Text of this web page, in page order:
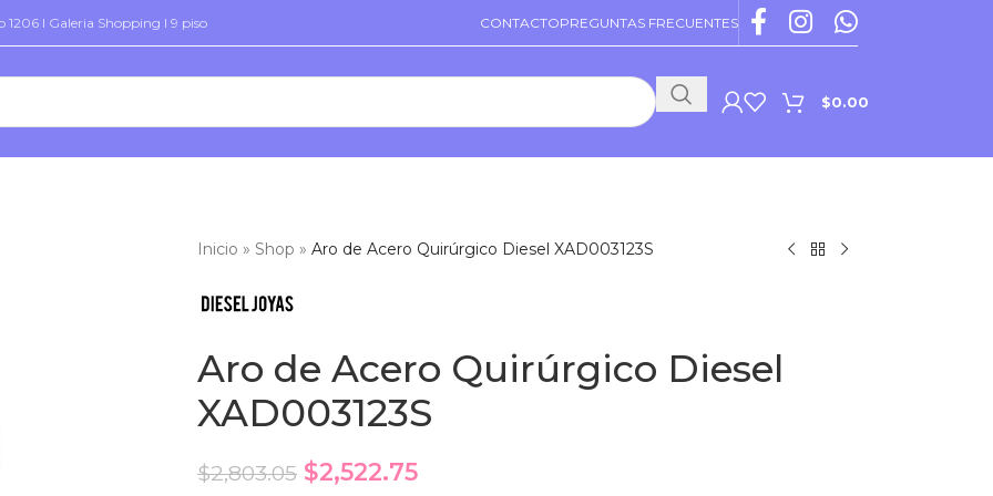
1206 I Galeria Shopping I 9 piso CONTACTOPREGUNTAS FRECUENTES
$0.00
Inicio » Shop » Aro de Acero Quirúrgico Diesel XAD003123S
Aro de Acero Quirúrgico Diesel
XAD003123S
$2,803.05 $2,522.75